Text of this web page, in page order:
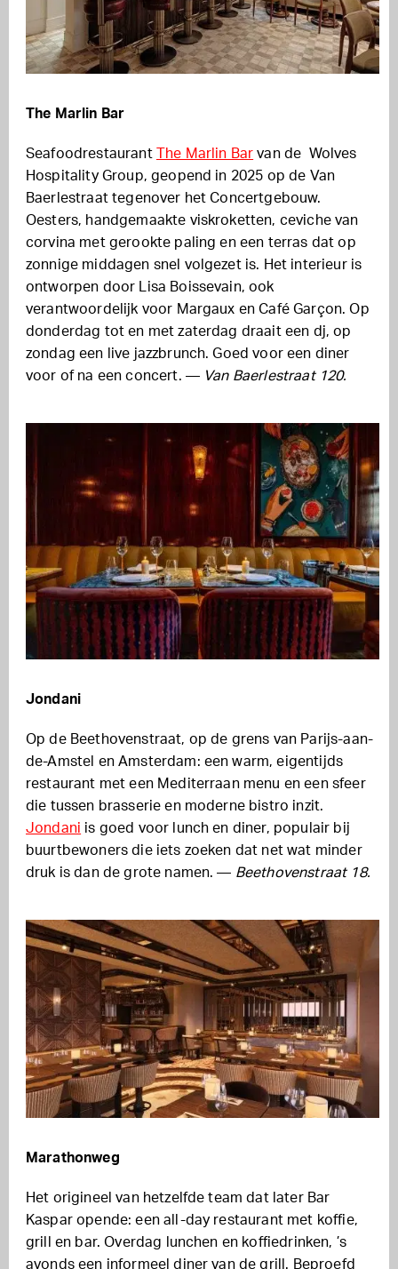
The Marlin Bar
Seafoodrestaurant The Marlin Bar van de Wolves
Hospitality Group, geopend in 2025 op de Van
Baerlestraat tegenover het Concertgebouw.
Oesters, handgemaakte viskroketten, ceviche van
corvina met gerookte paling en een terras dat op
zonnige middagen snel volgezet is. Het interieur is
ontworpen door Lisa Boissevain, ook
verantwoordelijk voor Margaux en Café Garçon. Op
donderdag tot en met zaterdag draait een dj, op
zondag een live jazzbrunch. Goed voor een diner
voor of na een concert. — Van Baerlestraat 120.
Jondani
Op de Beethovenstraat, op de grens van Parijs-aan-
de-Amstel en Amsterdam: een warm, eigentijds
restaurant met een Mediterraan menu en een sfeer
die tussen brasserie en moderne bistro inzit.
Jondani is goed voor lunch en diner, populair bij
buurtbewoners die iets zoeken dat net wat minder
druk is dan de grote namen. — Beethovenstraat 18.
Marathonweg
Het origineel van hetzelfde team dat later Bar
Kaspar opende: een all-day restaurant met koffie,
grill en bar. Overdag lunchen en koffiedrinken, ’s
avonds een informeel diner van de grill. Beproefd